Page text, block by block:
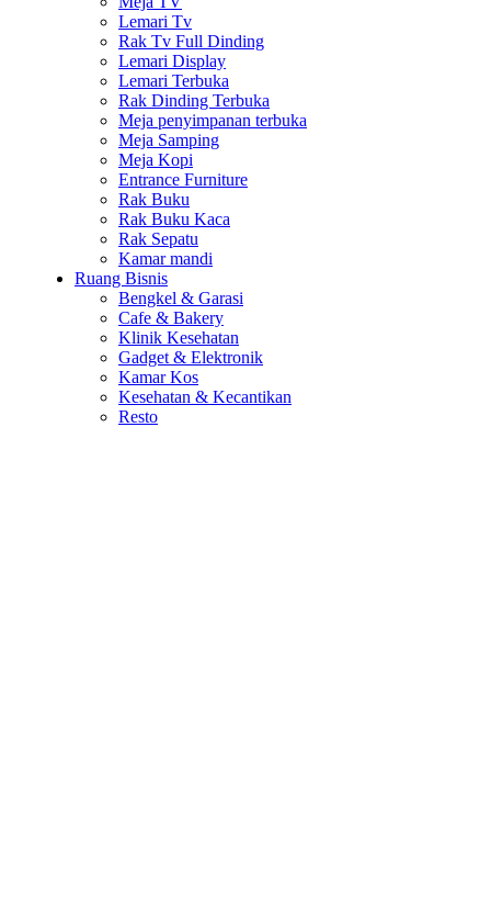
Lemari Tv
Rak Tv Full Dinding
Lemari Display
Lemari Terbuka
Rak Dinding Terbuka
Meja penyimpanan terbuka
Meja Samping
Meja Kopi
Entrance Furniture
Rak Buku
Rak Buku Kaca
Rak Sepatu
Kamar mandi
Ruang Bisnis
Bengkel & Garasi
Cafe & Bakery
Klinik Kesehatan
Gadget & Elektronik
Kamar Kos
Kesehatan & Kecantikan
Resto